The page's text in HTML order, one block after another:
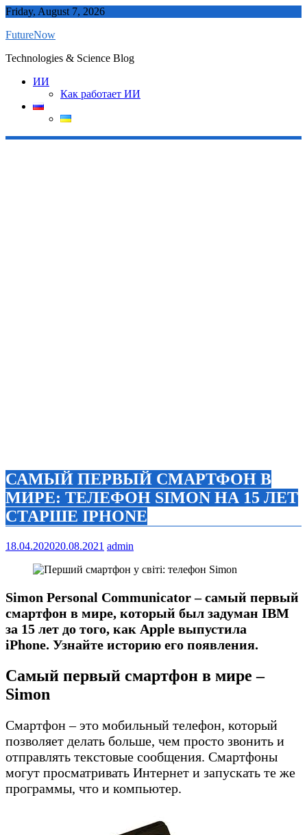
Skip
content
Friday, August 7, 2026
FutureNow
Technologies & Science Blog
ИИ
Как работает ИИ
САМЫЙ ПЕРВЫЙ СМАРТФОН В
МИРЕ: ТЕЛЕФОН SIMON НА 15 ЛЕТ
СТАРШЕ IPHONE
18.04.202020.08.2021 admin
Simon Personal Communicator – самый первый
смартфон в мире, который был задуман IBM
за 15 лет до того, как Apple выпустила
iPhone. Узнайте историю его появления.
Самый первый смартфон в мире –
Simon
Cмартфон – это мобильный телефон, который
позволяет делать больше, чем просто звонить и
отправлять текстовые сообщения. Смартфоны
могут просматривать Интернет и запускать те же
программы, что и компьютер.